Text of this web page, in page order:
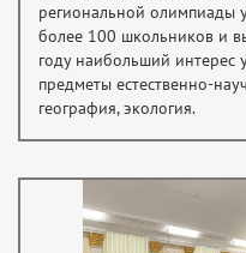
региональной олимпиады
более 100 школьников и
году наибольший интерес
предметы естественно-
география, экология.